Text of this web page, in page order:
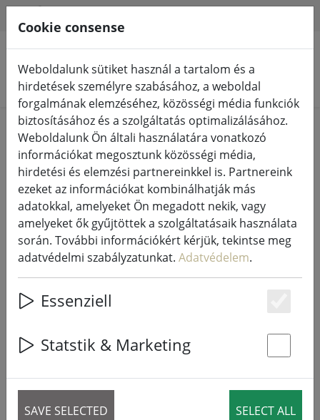
Termékek keresése
Home Tündérfények és világítás Tündérfények
Sirius Tech-Line tündérvilágítás
hosszabbító 230V 5 m fekete
‹ ›
Cookie consense
Weboldalunk sütiket használ a tartalom és a
hirdetések személyre szabásához, a weboldal
forgalmának elemzéséhez, közösségi média funkciók
biztosításához és a szolgáltatás optimalizálásához.
Weboldalunk Ön általi használatára vonatkozó
információkat megosztunk közösségi média,
hirdetési és elemzési partnereinkkel is. Partnereink
ezeket az információkat kombinálhatják más
adatokkal, amelyeket Ön megadott nekik, vagy
amelyeket ők gyűjtöttek a szolgáltatásaik használata
során. További információkért kérjük, tekintse meg
adatvédelmi szabályzatunkat. Adatvédelem.
Essenziell
Statstik & Marketing
SAVE SELECTED SELECT ALL